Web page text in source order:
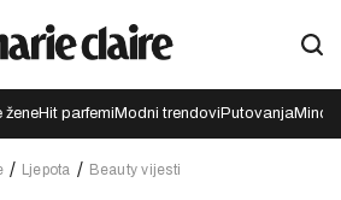
ženeHit parfemi Modni trendovi Putovanja
Ljepota Beauty vijesti